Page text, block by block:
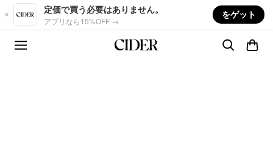
Skip to main content
定価で買う必要はありません。
アプリなら15%OFF →
をゲット